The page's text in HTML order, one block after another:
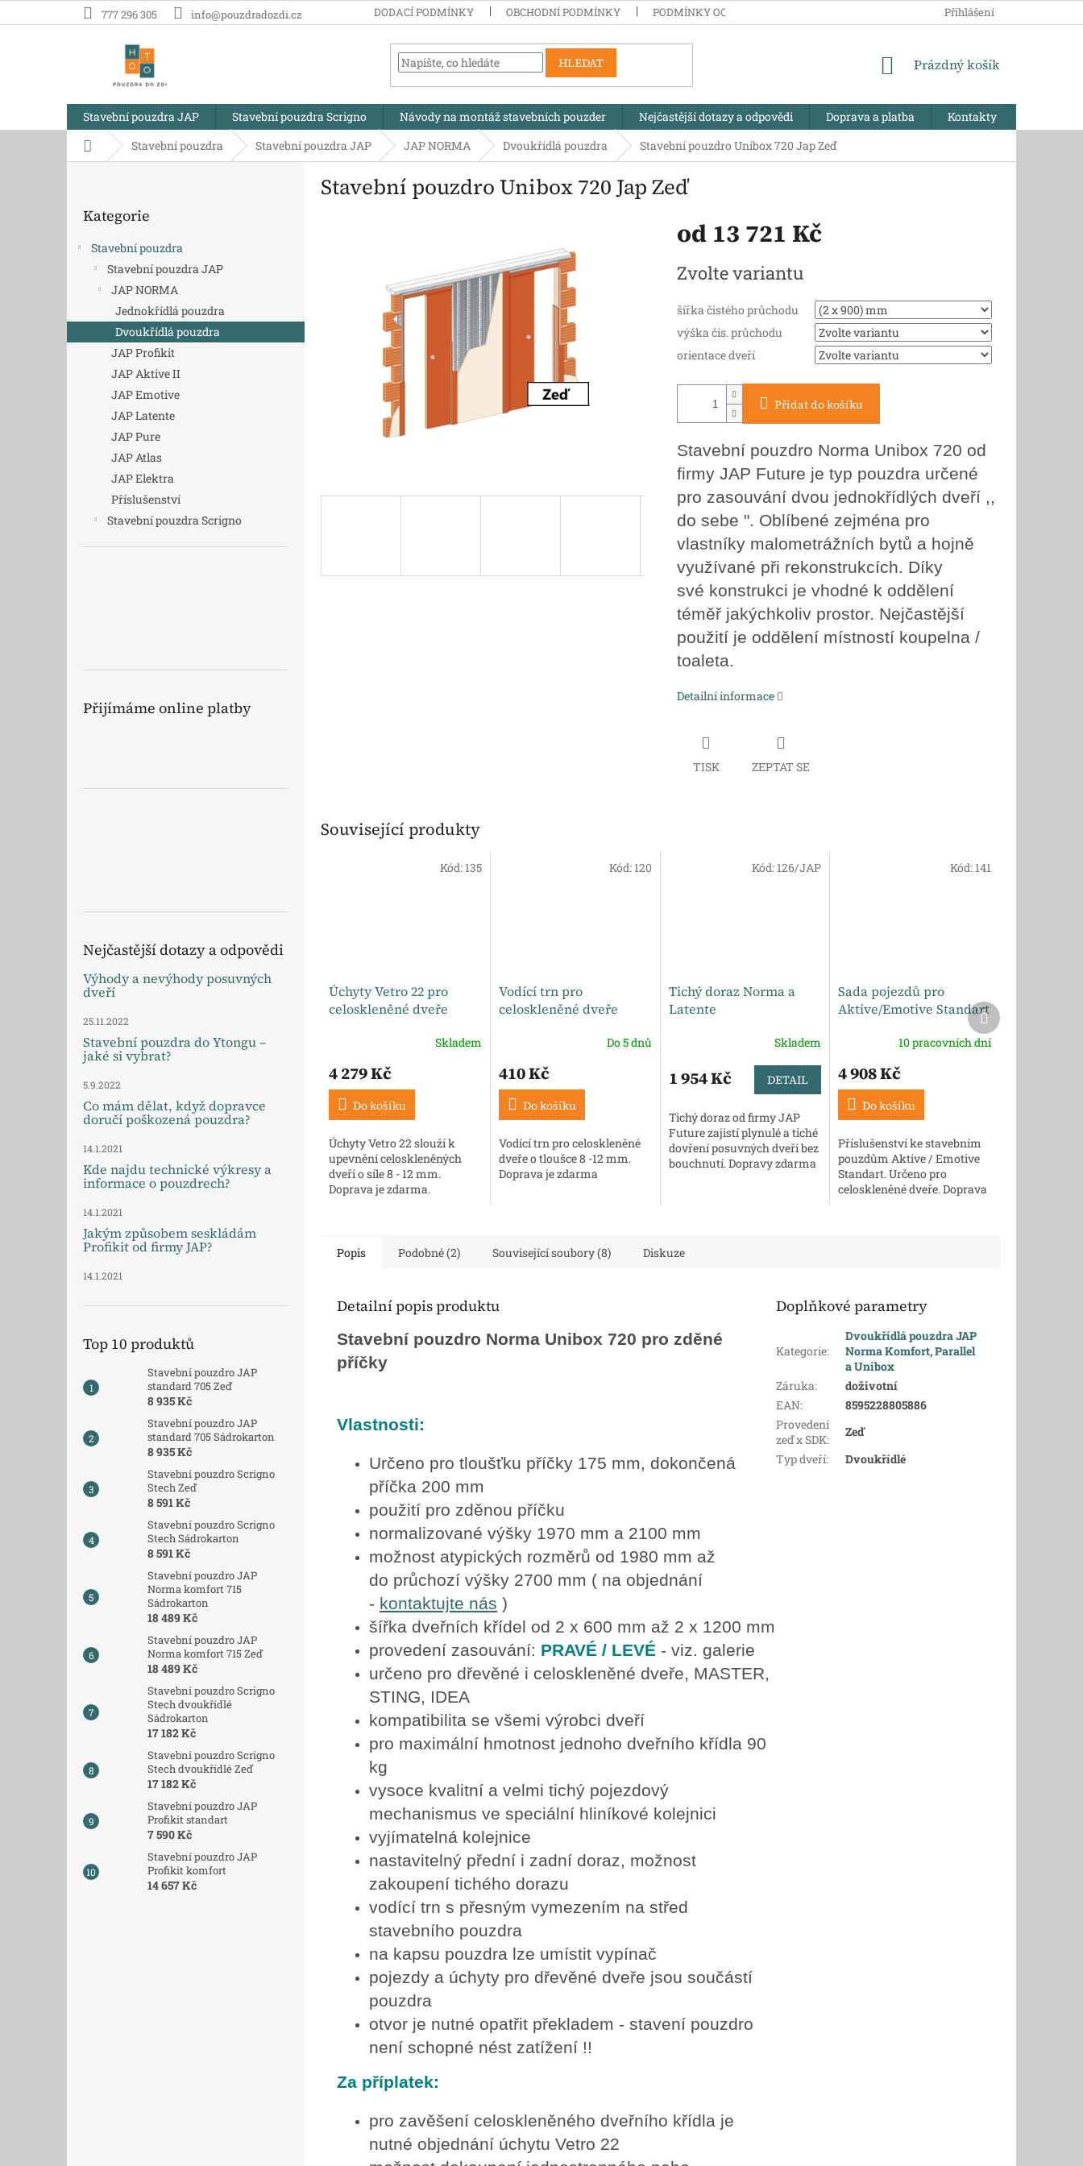
na
777 296 305 info@pouzdradozdi.cz DODACÍ PODMÍNKY OBCHODNÍ PODMÍNKY PODMÍNKY OCHRANY OSOBNÍCH ÚDAJŮ PRODÁVANÉ ZNAČKY
Přihlášení
HLEDAT
NÁKUPNÍ
Prázdný košík
Stavební pouzdra JAP Stavební pouzdra Scrigno Návody na montáž stavebních pouzder Nejčastější dotazy a odpovědi Doprava a platba
Kontakty
Domů Stavební pouzdra Stavební pouzdra JAP JAP NORMA Dvoukřídlá pouzdra Stavební pouzdro Unibox 720 Jap Zeď
a
kategorie
Kategorie
Stavební pouzdra
Stavební pouzdra JAP
JAP NORMA
Jednokřídlá pouzdra
Dvoukřídlá pouzdra
JAP Profikit
JAP Aktive II
JAP Emotive
JAP Latente
JAP Pure
JAP Atlas
JAP Elektra
Příslušenství
Stavební pouzdra Scrigno
Přijímáme online platby
Nejčastější dotazy a odpovědi
Výhody a nevýhody posuvných
dveří
25.11.2022
Stavební pouzdra do Ytongu –
jaké si vybrat?
5.9.2022
Co mám dělat, když dopravce
doručí poškozená pouzdra?
14.1.2021
Kde najdu technické výkresy a
informace o pouzdrech?
14.1.2021
Jakým způsobem seskládám
Profikit od firmy JAP?
14.1.2021
Top 10 produktů
Stavební pouzdro JAP
standard 705 Zeď
8 935 Kč
Stavební pouzdro JAP
standard 705 Sádrokarton
8 935 Kč
Stavební pouzdro Scrigno
Stech Zeď
8 591 Kč
Stavební pouzdro Scrigno
Stech Sádrokarton
8 591 Kč
Stavební pouzdro JAP
Norma komfort 715
Sádrokarton
18 489 Kč
Stavební pouzdro JAP
Norma komfort 715 Zeď
18 489 Kč
Stavební pouzdro Scrigno
Stech dvoukřídlé
Sádrokarton
17 182 Kč
Stavební pouzdro Scrigno
Stech dvoukřídlé Zeď
17 182 Kč
Stavební pouzdro JAP
Profikit standart
7 590 Kč
Stavební pouzdro JAP
Profikit komfort
14 657 Kč
Stavební pouzdro Unibox 720 Jap Zeď
od 13 721 Kč
cena:
Zvolte variantu
šířka čistého průchodu
výška čis. průchodu
orientace dveří
Přidat do košíku
Stavební pouzdro Norma Unibox 720 od
firmy JAP Future je typ pouzdra určené
pro zasouvání dvou jednokřídlých dveří ,,
do sebe ". Oblíbené zejména pro
vlastníky malometrážních bytů a hojně
využívané při rekonstrukcích. Díky
své konstrukci je vhodné k oddělení
téměř jakýchkoliv prostor. Nejčastější
použití je oddělení místností koupelna /
toaleta.
Detailní informace
TISK ZEPTAT SE
Související produkty
Úchyty Vetro 22 pro
celoskleněné dveře
Skladem
4 279 Kč
Do košíku
Úchyty Vetro 22 slouží k
upevnění celoskleněných
dveří o síle 8 - 12 mm.
Doprava je zdarma.
Kód: 135
Vodící trn pro
celoskleněné dveře
Do 5 dnů
410 Kč
Do košíku
Vodící trn pro celoskleněné
dveře o tloušce 8 -12 mm.
Doprava je zdarma
Kód: 120
Tichý doraz Norma a
Latente
Skladem
1 954 Kč DETAIL
Tichý doraz od firmy JAP
Future zajistí plynulé a tiché
dovření posuvných dveří bez
bouchnutí. Dopravy zdarma
Kód: 126/JAP
Sada pojezdů pro
Aktive/Emotive Standart
- Celoskleněné křídlo
10 pracovních dní
4 908 Kč
Do košíku
Příslušenství ke stavebním
pouzdům Aktive / Emotive
Standart. Určeno pro
celoskleněné dveře. Doprava
Kód: 141
Další
produkt
Popis Podobné (2) Související soubory (8) Diskuze
Detailní popis produktu
Stavební pouzdro Norma Unibox 720 pro zděné
příčky
Vlastnosti:
Určeno pro tloušťku příčky 175 mm, dokončená
příčka 200 mm
použití pro zděnou příčku
normalizované výšky 1970 mm a 2100 mm
možnost atypických rozměrů od 1980 mm až
do průchozí výšky 2700 mm ( na objednání
- kontaktujte nás )
šířka dveřních křídel od 2 x 600 mm až 2 x 1200 mm
provedení zasouvání: PRAVÉ / LEVÉ - viz. galerie
určeno pro dřevěné i celoskleněné dveře, MASTER,
STING, IDEA
kompatibilita se všemi výrobci dveří
pro maximální hmotnost jednoho dveřního křídla 90
kg
vysoce kvalitní a velmi tichý pojezdový
mechanismus ve speciální hliníkové kolejnici
vyjímatelná kolejnice
nastavitelný přední i zadní doraz, možnost
zakoupení tichého dorazu
vodící trn s přesným vymezením na střed
stavebního pouzdra
na kapsu pouzdra lze umístit vypínač
pojezdy a úchyty pro dřevěné dveře jsou součástí
pouzdra
otvor je nutné opatřit překladem - stavení pouzdro
není schopné nést zatížení !!
Za příplatek:
pro zavěšení celoskleněného dveřního křídla je
nutné objednání úchytu Vetro 22
Doplňkové parametry
Kategorie:
Dvoukřídlá pouzdra JAP
Norma Komfort, Parallel
a Unibox
Záruka:
doživotní
EAN:
8595228805886
Provedení
zeď x SDK:
Zeď
Typ dveří: Dvoukřídlé